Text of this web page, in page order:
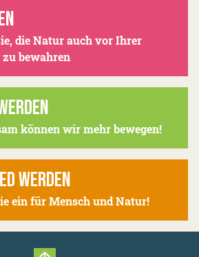
die Natur auch vor Ihrer
bewahren
können wir mehr bewegen!
WERDEN
ein für Mensch und Natur!